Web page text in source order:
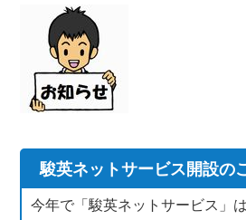
駿英ネットサービス開設の
今年で「駿英ネットサービス」